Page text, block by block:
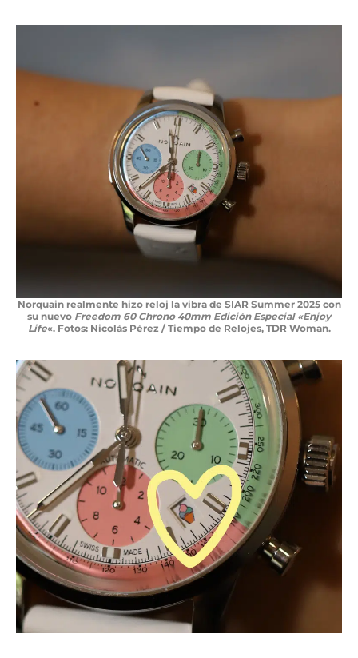
Norquain realmente hizo reloj la vibra de SIAR Summer 2025 con
su nuevo Freedom 60 Chrono 40mm Edición Especial «Enjoy
Life«. Fotos: Nicolás Pérez / Tiempo de Relojes, TDR Woman.